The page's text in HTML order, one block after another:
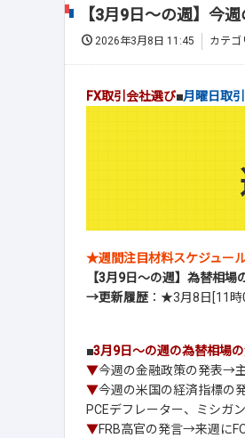
【3月9日～の週】今
2026年3月8日 11:45 カテゴ
FX取引会社選び■月曜日取
★週間注目材料スケジュー
【3月9日～の週】為替相場
→更新履歴 ：★3月8日[11
■3月9日～の週の為替相場
▼今週の金融政策の発表→
▼今週の米国の経済指標の
PCEデフレーター、ミシガ
▼FRB高官の発言→来週に